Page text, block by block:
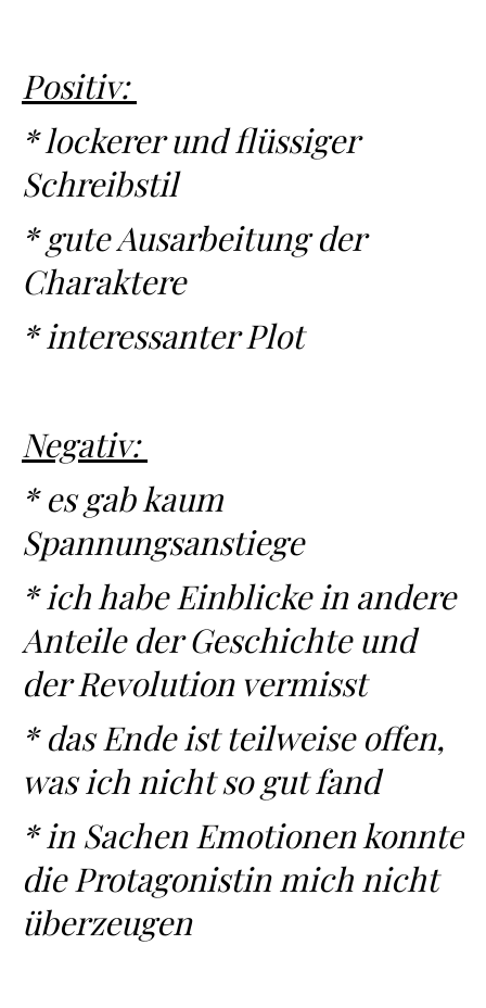
Positiv:
* lockerer und flüssiger
Schreibstil
* gute Ausarbeitung der
Charaktere
* interessanter Plot
Negativ:
* es gab kaum
Spannungsanstiege
* ich habe Einblicke in andere
Anteile der Geschichte und
der Revolution vermisst
* das Ende ist teilweise offen,
was ich nicht so gut fand
* in Sachen Emotionen konnte
die Protagonistin mich nicht
überzeugen